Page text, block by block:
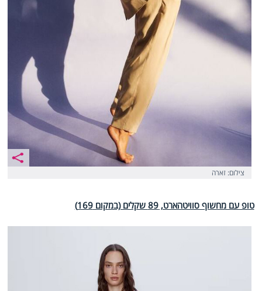
צילום: זארה
טופ עם מחשוף סוויטהארט, 89 שקלים (במקום 169)